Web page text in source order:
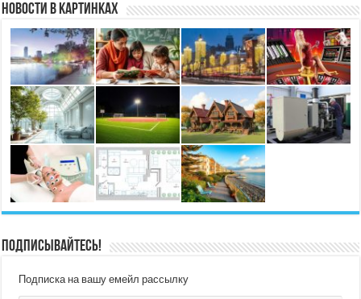
Новости в картинках
Подписывайтесь!
Подписка на вашу емейл рассылку